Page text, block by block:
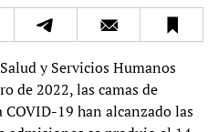
y Servicios Humanos
de 2022, las camas de
19 han alcanzado las